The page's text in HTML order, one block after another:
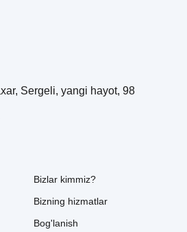
Sergeli, yangi hayot, 98
Bizlar kimmiz?
Bizning hizmatlar
Bog'lanish